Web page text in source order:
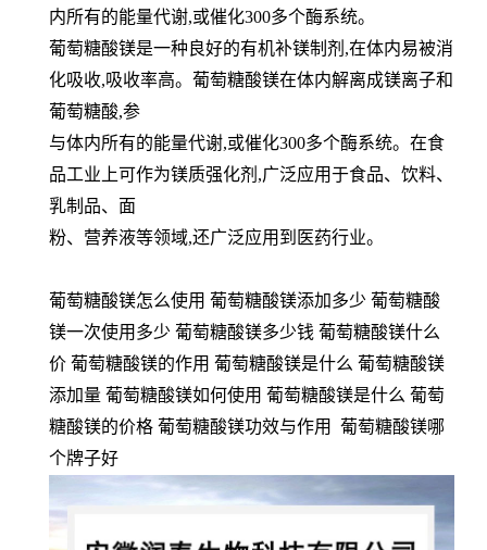
内所有的能量代谢,或催化300多个酶系统。
葡萄糖酸镁是一种良好的有机补镁制剂,在体内易被消
化吸收,吸收率高。葡萄糖酸镁在体内解离成镁离子和
葡萄糖酸,参
与体内所有的能量代谢,或催化300多个酶系统。在食
品工业上可作为镁质强化剂,广泛应用于食品、饮料、
乳制品、面
粉、营养液等领域,还广泛应用到医药行业。
葡萄糖酸镁怎么使用 葡萄糖酸镁添加多少 葡萄糖酸
镁一次使用多少 葡萄糖酸镁多少钱 葡萄糖酸镁什么
价 葡萄糖酸镁的作用 葡萄糖酸镁是什么 葡萄糖酸镁
添加量 葡萄糖酸镁如何使用 葡萄糖酸镁是什么 葡萄
糖酸镁的价格 葡萄糖酸镁功效与作用 葡萄糖酸镁哪
个牌子好